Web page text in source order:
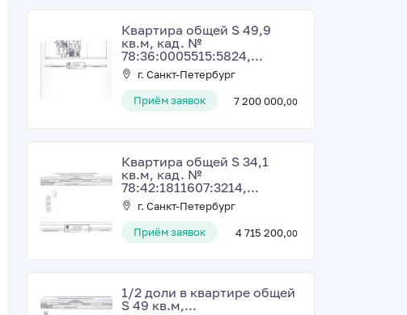
Квартира общей S 49,9
кв.м, кад. №
78:36:0005515:5824,...
г. Санкт-Петербург
Приём заявок
7 200 000,00
Квартира общей S 34,1
кв.м, кад. №
78:42:1811607:3214,...
г. Санкт-Петербург
Приём заявок
4 715 200,00
1/2 доли в квартире общей
S 49 кв.м,...